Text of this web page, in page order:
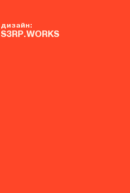
дизайн:
S3RP.WORKS